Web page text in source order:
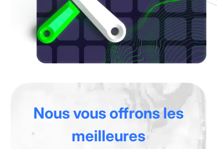
Nous vous offronsles
meilleures